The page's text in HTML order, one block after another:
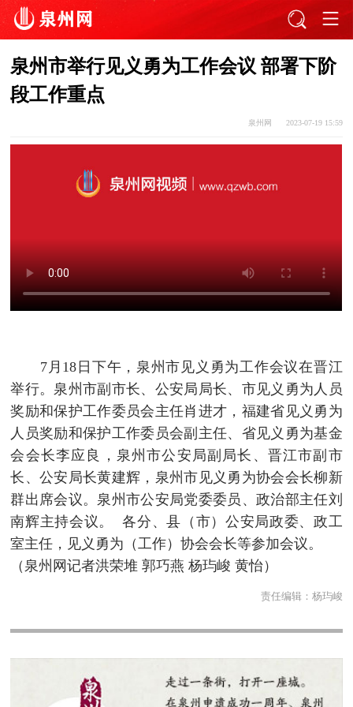
泉州市举行见义勇为工作会议 部署下阶
段工作重点
泉州网 2023-07-19 15:59
7月18日下午，泉州市见义勇为工作会议在晋江
举行。 泉州市副市长、公安局局长、市见义勇为人员
奖励和保护工作委员会主任肖进才， 福建省见义勇为
人员奖励和保护工作委员会副主任、省见义勇为基金
会会长李应良，泉州市公安局副局长、晋江市副市
长、公安局长黄建辉，泉州市见义勇为协会会长柳新
群出席会议。泉州市公安局党委委员、政治部主任刘
南辉主持会议。 各分、县（市）公安局政委、政工
室主任，见义勇为（工作）协会会长等参加会议。
（泉州网记者洪荣堆 郭巧燕 杨玙峻 黄怡）
责任编辑： 杨玙峻